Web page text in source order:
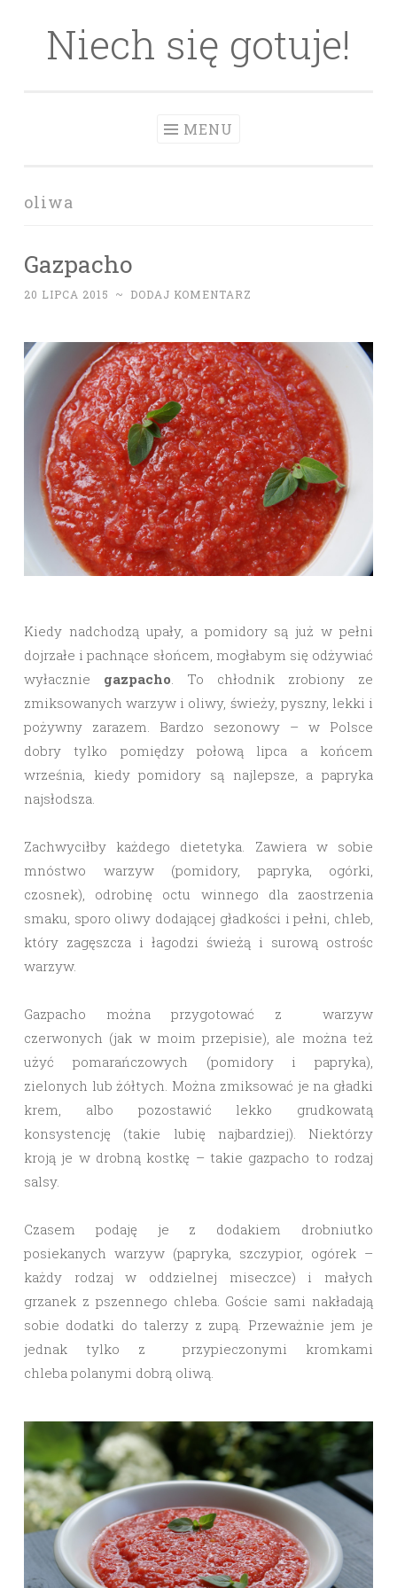
Skip to content
Niech się gotuje!
MENU
oliwa
Gazpacho
20 LIPCA 2015 ~ DODAJ KOMENTARZ
Kiedy nadchodzą upały, a pomidory są już w pełni
dojrzałe i pachnące słońcem, mogłabym się odżywiać
wyłacznie gazpacho . To chłodnik zrobiony ze
zmiksowanych warzyw i oliwy, świeży, pyszny, lekki i
pożywny zarazem. Bardzo sezonowy – w Polsce
dobry tylko pomiędzy połową lipca a końcem
września, kiedy pomidory są najlepsze, a papryka
najsłodsza.
Zachwyciłby każdego dietetyka. Zawiera w sobie
mnóstwo warzyw (pomidory, papryka, ogórki,
czosnek), odrobinę octu winnego dla zaostrzenia
smaku, sporo oliwy dodającej gładkości i pełni, chleb,
który zagęszcza i łagodzi świeżą i surową ostrośc
warzyw.
Gazpacho można przygotować z warzyw
czerwonych (jak w moim przepisie), ale można też
użyć pomarańczowych (pomidory i papryka),
zielonych lub żółtych. Można zmiksować je na gładki
krem, albo pozostawić lekko grudkowatą
konsystencję (takie lubię najbardziej). Niektórzy
kroją je w drobną kostkę – takie gazpacho to rodzaj
salsy.
Czasem podaję je z dodakiem drobniutko
posiekanych warzyw (papryka, szczypior, ogórek –
każdy rodzaj w oddzielnej miseczce) i małych
grzanek z pszennego chleba. Goście sami nakładają
sobie dodatki do talerzy z zupą. Przeważnie jem je
jednak tylko z przypieczonymi kromkami
chleba polanymi dobrą oliwą.